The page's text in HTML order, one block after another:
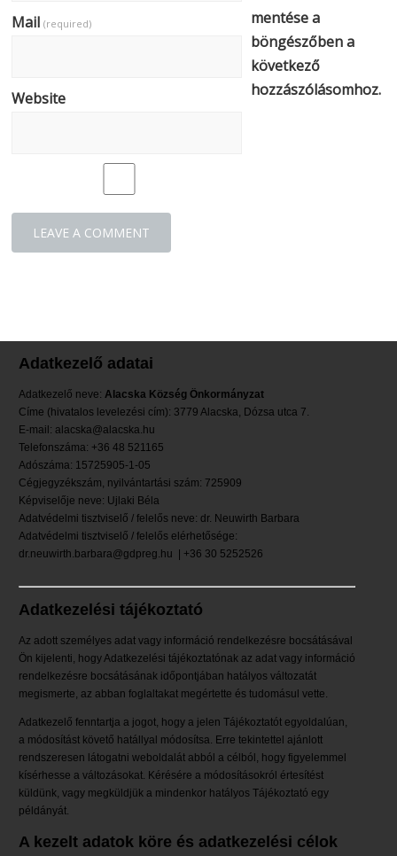
Mail(required)
Website
mentése a
böngészőben a
következő
hozzászólásomhoz.